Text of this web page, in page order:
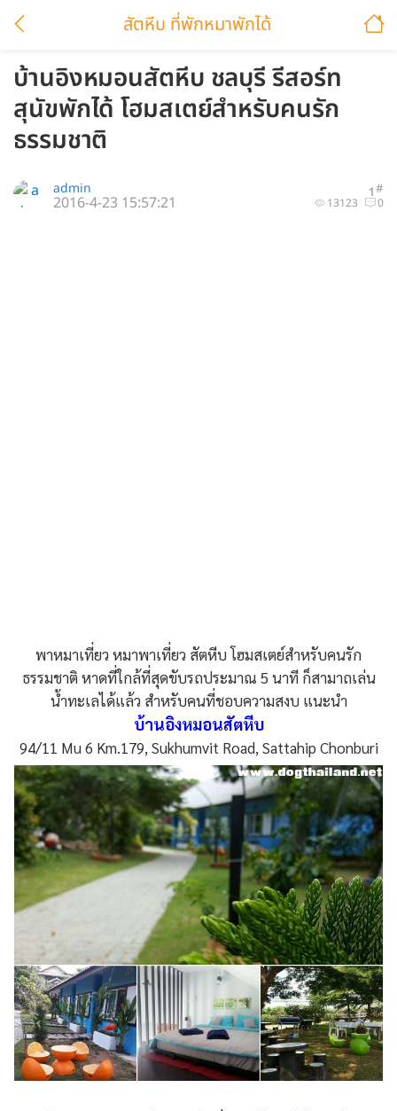
สัตหีบ ที่พักหมาพักได้
บ้านอิงหมอนสัตหีบ ชลบุรี รีสอร์ท
สุนัขพักได้ โฮมสเตย์สำหรับคนรัก
ธรรมชาติ
1#
admin
13123 0
2016-4-23 15:57:21
พาหมาเที่ยว หมาพาเที่ยว สัตหีบ โฮมสเตย์สำหรับคนรัก
ธรรมชาติ หาดที่ใกล้ที่สุดขับรถประมาณ 5 นาที ก็สามาถเล่น
น้ำทะเลได้แล้ว สำหรับคนที่ชอบความสงบ แนะนำ
บ้านอิงหมอนสัตหีบ
94/11 Mu 6 Km.179, Sukhumvit Road, Sattahip Chonburi